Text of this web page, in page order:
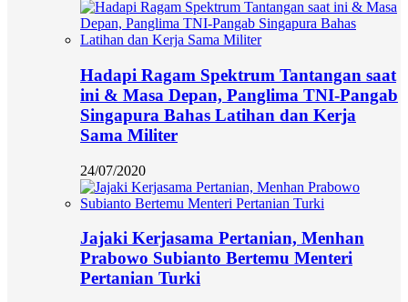
Hadapi Ragam Spektrum Tantangan saat
ini & Masa Depan, Panglima TNI-Pangab
Singapura Bahas Latihan dan Kerja
Sama Militer
24/07/2020
Jajaki Kerjasama Pertanian, Menhan
Prabowo Subianto Bertemu Menteri
Pertanian Turki